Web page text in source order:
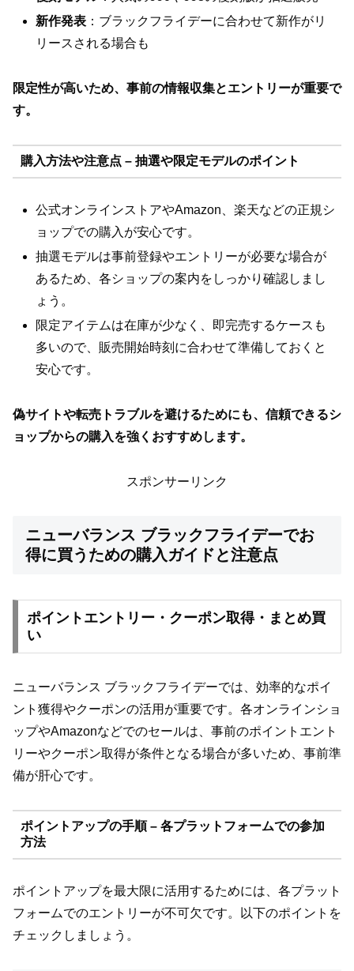
新作発表 ：ブラックフライデーに合わせて新作がリ
リースされる場合も
限定性が高いため、事前の情報収集とエントリーが重要で
す。
購入方法や注意点 – 抽選や限定モデルのポイント
公式オンラインストアやAmazon、楽天などの正規シ
ョップでの購入が安心です。
抽選モデルは事前登録やエントリーが必要な場合が
あるため、各ショップの案内をしっかり確認しまし
ょう。
限定アイテムは在庫が少なく、即完売するケースも
多いので、販売開始時刻に合わせて準備しておくと
安心です。
偽サイトや転売トラブルを避けるためにも、信頼できるシ
ョップからの購入を強くおすすめします。
スポンサーリンク
ニューバランス ブラックフライデーでお
得に買うための購入ガイドと注意点
ポイントエントリー・クーポン取得・まとめ買
い
ニューバランス ブラックフライデーでは、効率的なポイ
ント獲得やクーポンの活用が重要です。各オンラインショ
ップやAmazonなどでのセールは、事前のポイントエント
リーやクーポン取得が条件となる場合が多いため、事前準
備が肝心です。
ポイントアップの手順 – 各プラットフォームでの参加
方法
ポイントアップを最大限に活用するためには、各プラット
フォームでのエントリーが不可欠です。以下のポイントを
チェックしましょう。